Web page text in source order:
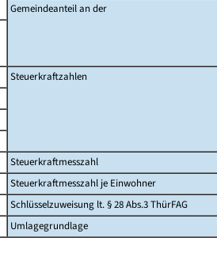
Gemeindeanteil an der
Steuerkraftzahlen
Steuerkraftmesszahl
Steuerkraftmesszahl je Einwohner
Schlüsselzuweisung lt. § 28 Abs.3 ThürFAG
Umlagegrundlage